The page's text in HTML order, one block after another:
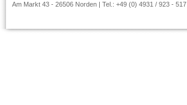
Am Markt 43 - 26506 Norden | Tel.: +49 (0) 4931 / 923 - 517